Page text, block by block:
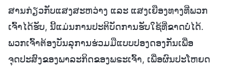
ສານກ່ຽວກັບແສງສະຫວ່າງ ແລະ ແສງເຍືອງທາງທີ່ພວກ
ເຈົ້າໄດ້ຮັບ, ນີ້ແມ່ນການປະຕິບັດການຮັບໃຊ້ທີ່ຂາດບໍ່ໄດ້.
ພວກເຈົ້າຕ້ອງບັນລຸການຮ່ວມມືແບບປອງດອງກັນເພື່ອ
ຈຸດປະສົງຂອງພາລະກິດຂອງພຣະເຈົ້າ, ເພື່ອຜົນປະໂຫຍດ